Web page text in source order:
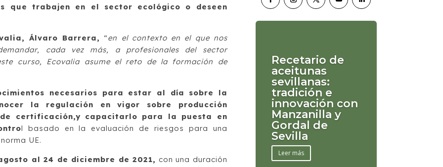
que trabajen en el sector ecológico o deseen
Álvaro Barrera, “en el contexto en el que nos
cada vez más, a profesionales del sector
curso, Ecovalia asume el reto de la formación de
necesarios para estar al día sobre la
la regulación en vigor sobre producción
certificación,y capacitarlo para la puesta en
l basado en la evaluación de riesgos para una
UE.
al 24 de diciembre de 2021, con una duración
Recetario de
aceitunas
sevillanas:
tradición e
innovación con
Manzanilla y
Gordal de
Sevilla
Leer más